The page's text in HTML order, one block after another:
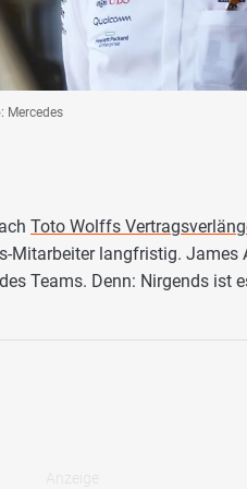
Mercedes
Toto Wolffs
Mitarbeiter langfristig. James
Teams. Denn: Nirgends ist